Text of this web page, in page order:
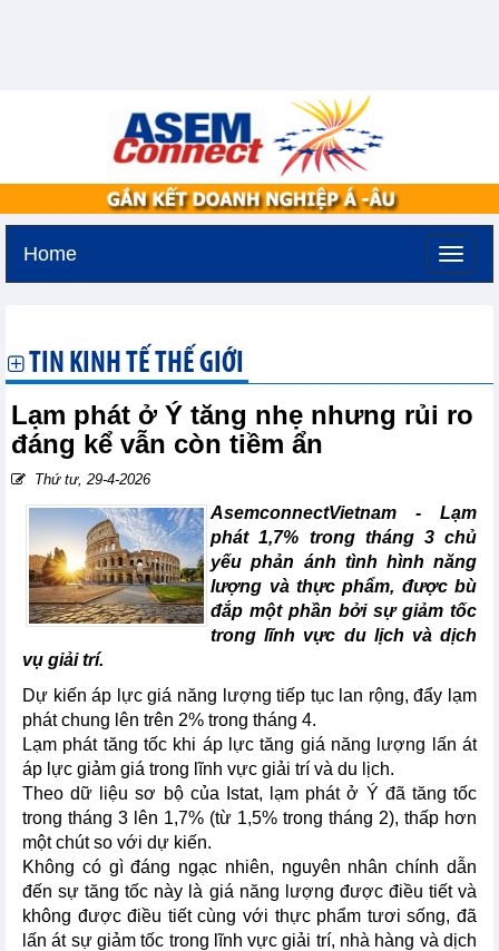
Home
TIN KINH TẾ THẾ GIỚI
Lạm phát ở Ý tăng nhẹ nhưng rủi ro
đáng kể vẫn còn tiềm ẩn
Thứ tư, 29-4-2026
AsemconnectVietnam - Lạm
phát 1,7% trong tháng 3 chủ
yếu phản ánh tình hình năng
lượng và thực phẩm, được bù
đắp một phần bởi sự giảm tốc
trong lĩnh vực du lịch và dịch
vụ giải trí.
Dự kiến áp lực giá năng lượng tiếp tục lan rộng, đẩy lạm
phát chung lên trên 2% trong tháng 4.
Lạm phát tăng tốc khi áp lực tăng giá năng lượng lấn át
áp lực giảm giá trong lĩnh vực giải trí và du lịch.
Theo dữ liệu sơ bộ của Istat, lạm phát ở Ý đã tăng tốc
trong tháng 3 lên 1,7% (từ 1,5% trong tháng 2), thấp hơn
một chút so với dự kiến.
Không có gì đáng ngạc nhiên, nguyên nhân chính dẫn
đến sự tăng tốc này là giá năng lượng được điều tiết và
không được điều tiết cùng với thực phẩm tươi sống, đã
lấn át sự giảm tốc trong lĩnh vực giải trí, nhà hàng và dịch